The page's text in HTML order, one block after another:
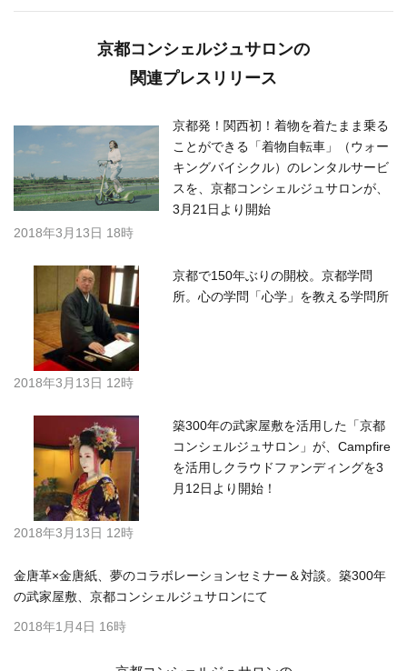
京都コンシェルジュサロンの
関連プレスリリース
京都発！関西初！着物を着たまま乗る
ことができる「着物自転車」（ウォー
キングバイシクル）のレンタルサービ
スを、京都コンシェルジュサロンが、
3月21日より開始
2018年3月13日 18時
京都で150年ぶりの開校。京都学問
所。心の学問「心学」を教える学問所
2018年3月13日 12時
築300年の武家屋敷を活用した「京都
コンシェルジュサロン」が、Campfire
を活用しクラウドファンディングを3
月12日より開始！
2018年3月13日 12時
金唐革×金唐紙、夢のコラボレーションセミナー＆対談。築300年
の武家屋敷、京都コンシェルジュサロンにて
2018年1月4日 16時